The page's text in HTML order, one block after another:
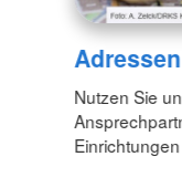
Adressen
Nutzen Sie